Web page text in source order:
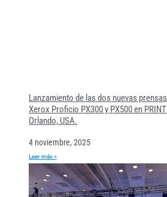
Lanzamiento de las dos nuevas
Xerox Proficio PX300 y PX500 en
Orlando, USA.
4 noviembre, 2025
Leer más »